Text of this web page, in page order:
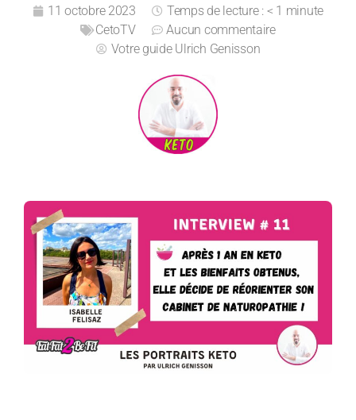
11 octobre 2023
Temps de lecture : < 1 minute
CetoTV
Aucun commentaire
Votre guideUlrich Genisson